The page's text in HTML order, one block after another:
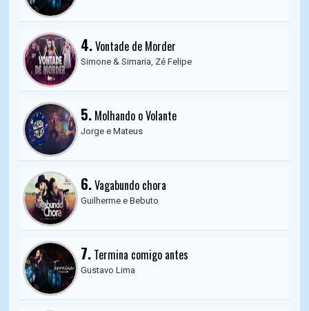
4.Vontade de Morder
Simone & Simaria, Zé Felipe
5. Molhando o Volante
Jorge e Mateus
6.Vagabundo chora
Guilherme e Bebuto
7. Termina comigo antes
Gustavo Lima